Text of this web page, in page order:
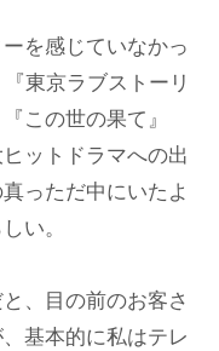
を感じていなかっ
東京ラブストーリ
この世の果て』
ットドラマへの出
っただ中にいたよ
い。
、目の前のお客さ
基本的に私はテレ